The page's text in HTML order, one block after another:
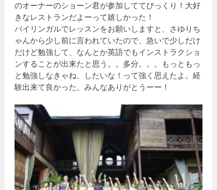
のオーナーのショーン君が参加しててびっくり！大好
きなレストランだよーって嬉しかった！
バイリンガルでレッスンをお願いしますと、さゆりち
ゃんから少し前に言われていたので、急いで少しだけ
だけど勉強して、なんとか英語でもインストラクショ
ンすることが出来たと思う。。多分。。。もっともっ
と勉強しなきゃね、したいな！って強く思えたよ。経
験出来て良かった。みんなありがとうーー！